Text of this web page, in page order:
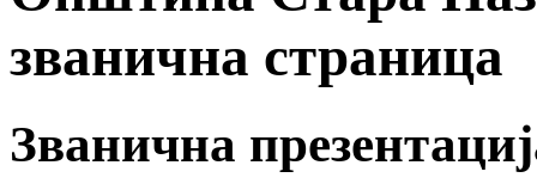
званична страница
Званична